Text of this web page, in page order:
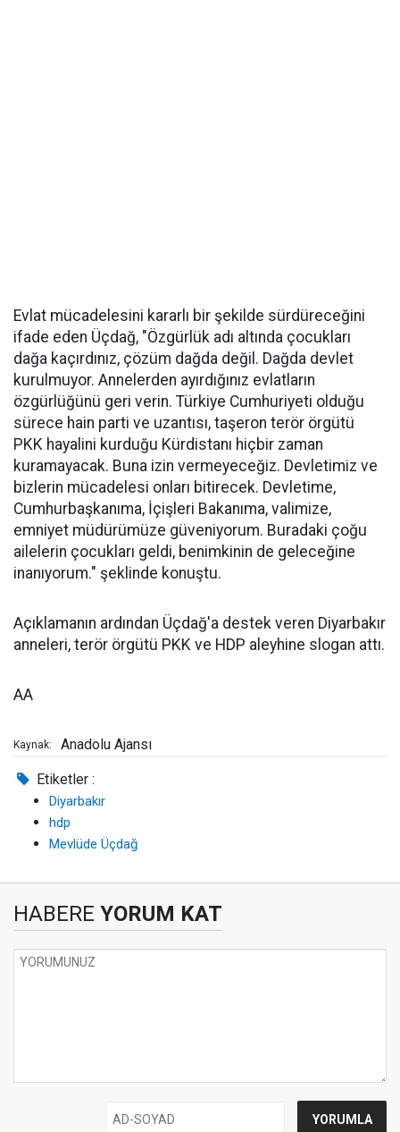
Evlat mücadelesini kararlı bir şekilde sürdüreceğini
ifade eden Üçdağ, "Özgürlük adı altında çocukları
dağa kaçırdınız, çözüm dağda değil. Dağda devlet
kurulmuyor. Annelerden ayırdığınız evlatların
özgürlüğünü geri verin. Türkiye Cumhuriyeti olduğu
sürece hain parti ve uzantısı, taşeron terör örgütü
PKK hayalini kurduğu Kürdistanı hiçbir zaman
kuramayacak. Buna izin vermeyeceğiz. Devletimiz ve
bizlerin mücadelesi onları bitirecek. Devletime,
Cumhurbaşkanıma, İçişleri Bakanıma, valimize,
emniyet müdürümüze güveniyorum. Buradaki çoğu
ailelerin çocukları geldi, benimkinin de geleceğine
inanıyorum." şeklinde konuştu.
Açıklamanın ardından Üçdağ'a destek veren Diyarbakır
anneleri, terör örgütü PKK ve HDP aleyhine slogan attı.
AA
Kaynak: Anadolu Ajansı
Etiketler :
Diyarbakır
hdp
Mevlüde Üçdağ
HABERE YORUM KAT